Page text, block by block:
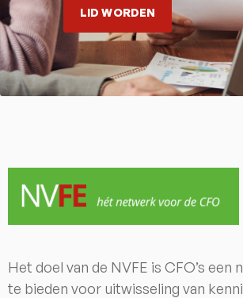
LID WORDEN
Het doel van de NVFE is CFO’s een
te bieden voor uitwisseling van